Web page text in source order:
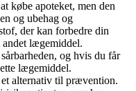
købe apoteket, men den
og ubehag og
der kan forbedre din
lægemiddel.
og hvis du får
lægemiddel.
alternativ til prævention.